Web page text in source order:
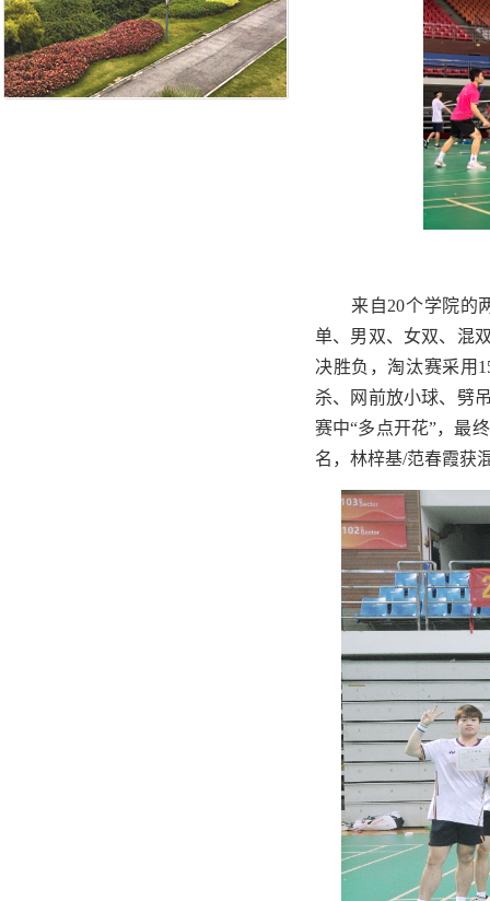
来自20个学院的两
单、男双、女双、混
决胜负，淘汰赛采用
杀、网前放小球、劈
赛中“多点开花”，最
名，林梓基/范春霞获